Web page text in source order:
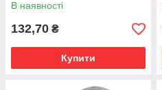
В наявності
132,70 ₴
Купити